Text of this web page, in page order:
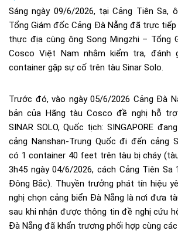
Sáng ngày 09/6/2026, tại Cảng Tiên Sa,
Tổng Giám đốc Cảng Đà Nẵng đã trực
thực địa cùng ông Song Mingzhi – Tổng
Cosco Việt Nam nhằm kiểm tra, đánh
container gặp sự cố trên tàu Sinar Solo.
Trước đó, vào ngày 05/6/2026 Cảng Đà
bản của Hãng tàu Cosco đề nghị hỗ
SINAR SOLO, Quốc tịch: SINGAPORE
cảng Nanshan-Trung Quốc đi đến cảng
có 1 container 40 feet trên tàu bị cháy
3h45 ngày 04/6/2026, cách Cảng Tiên Sa
Đông Bắc). Thuyền trưởng phát tín hiệu
nghị chọn cảng biển Đà Nẵng là nơi đưa
sau khi nhận được thông tin đề nghị cứu
Đà Nẵng đã khẩn trương phối hợp cùng